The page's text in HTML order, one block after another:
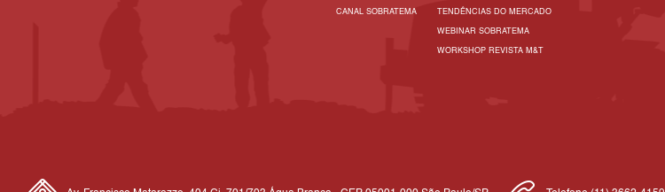
CANAL SOBRATEMA TENDÊNCIAS DO MERCADO
WEBINAR SOBRATEMA
WORKSHOP REVISTA M&T